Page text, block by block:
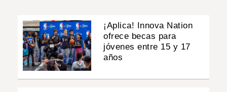
¡Aplica! Innova Nation
ofrece becas para
jóvenes entre 15 y 17
años